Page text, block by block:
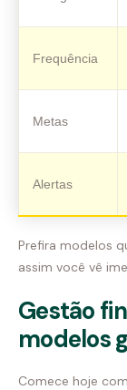
Frequência
Metas
Alertas
Prefira modelos
assim você vê
Gestão
modelos
Comece hoje